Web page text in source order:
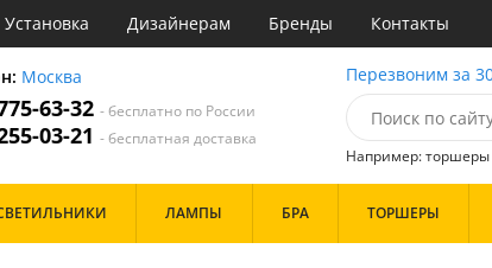
Установка Дизайнерам Бренды Контакты
Москва
63-32- бесплатно по России
03-21- бесплатная доставка
Перезвоним за
Например: торшеры
ЛАМПЫ БРА ТОРШЕРЫ